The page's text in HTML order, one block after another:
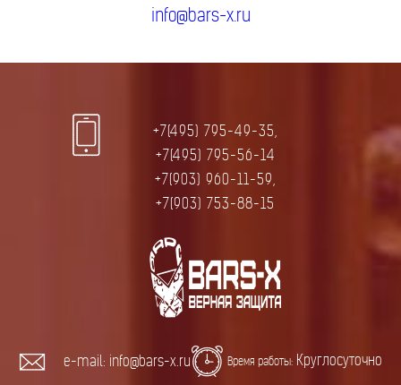
info@bars-x.ru
e-mail: info@bars-x.ru Время работы: Круглосуточно
+7(495) 795-49-35,
+7(495) 795-56-14
+7(903) 960-11-59,
+7(903) 753-88-15